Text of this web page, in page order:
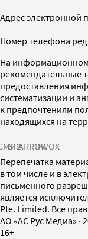
Адрес электронной
Номер телефона
На
рекомендательные
предоставления
систематизации и
к предпочтениям
находящихся на
SPARROWINFOX
Перепечатка
в том числе и в
письменного
является
Pte. Limited. Все
AO «АС Рус Медиа» ·
16+